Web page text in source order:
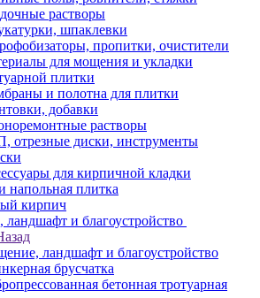
растворы
шпаклевки
пропитки, очистители
для мощения и укладки
плитки
и полотна для плитки
добавки
растворы
отрезные диски, инструменты
для кирпичной кладки
напольная плитка
кирпич
и благоустройство
ландшафт и благоустройство
брусчатка
бетонная тротуарная